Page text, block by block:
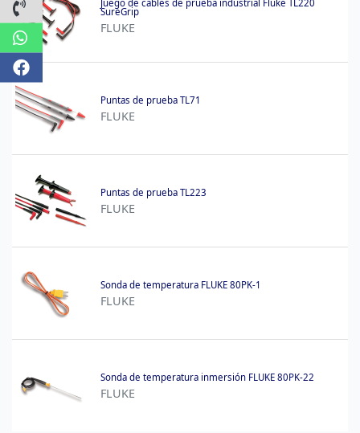
Juego de cables de prueba industrial Fluke TL220
SureGrip
FLUKE
Puntas de prueba TL71
FLUKE
Puntas de prueba TL223
FLUKE
Sonda de temperatura FLUKE 80PK-1
FLUKE
Sonda de temperatura inmersión FLUKE 80PK-22
FLUKE
Datos de contacto
Whatsapp
Facebook